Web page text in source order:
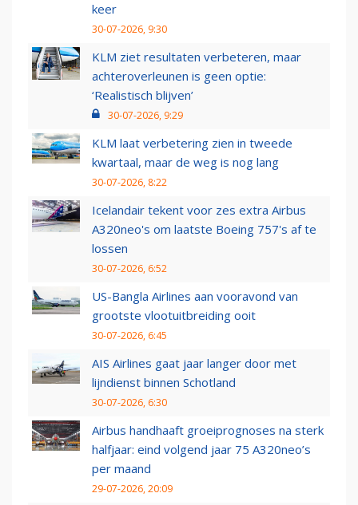
keer
30-07-2026, 9:30
KLM ziet resultaten verbeteren, maar
achteroverleunen is geen optie:
‘Realistisch blijven’
30-07-2026, 9:29
KLM laat verbetering zien in tweede
kwartaal, maar de weg is nog lang
30-07-2026, 8:22
Icelandair tekent voor zes extra Airbus
A320neo's om laatste Boeing 757's af te
lossen
30-07-2026, 6:52
US-Bangla Airlines aan vooravond van
grootste vlootuitbreiding ooit
30-07-2026, 6:45
AIS Airlines gaat jaar langer door met
lijndienst binnen Schotland
30-07-2026, 6:30
Airbus handhaaft groeiprognoses na sterk
halfjaar: eind volgend jaar 75 A320neo’s
per maand
29-07-2026, 20:09